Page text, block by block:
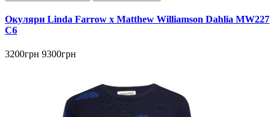
Окуляри Linda Farrow x Matthew Williamson Dahlia MW227
C6
3200грн 9300грн